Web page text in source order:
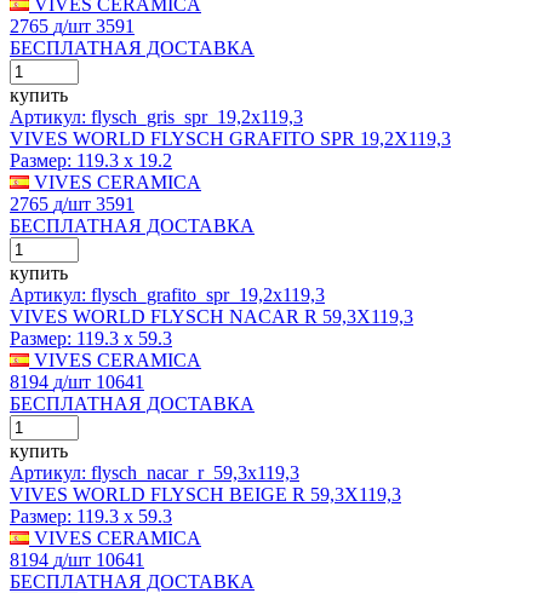
2765 д/шт 3591
БЕСПЛАТНАЯ ДОСТАВКА
купить
Артикул: flysch_gris_spr_19,2x119,3
VIVES WORLD FLYSCH GRAFITO SPR 19,2X119,3
Размер: 119.3 x 19.2
VIVES CERAMICA
2765 д/шт 3591
БЕСПЛАТНАЯ ДОСТАВКА
купить
Артикул: flysch_grafito_spr_19,2x119,3
VIVES WORLD FLYSCH NACAR R 59,3X119,3
Размер: 119.3 x 59.3
VIVES CERAMICA
8194 д/шт 10641
БЕСПЛАТНАЯ ДОСТАВКА
купить
Артикул: flysch_nacar_r_59,3x119,3
VIVES WORLD FLYSCH BEIGE R 59,3X119,3
Размер: 119.3 x 59.3
VIVES CERAMICA
8194 д/шт 10641
БЕСПЛАТНАЯ ДОСТАВКА